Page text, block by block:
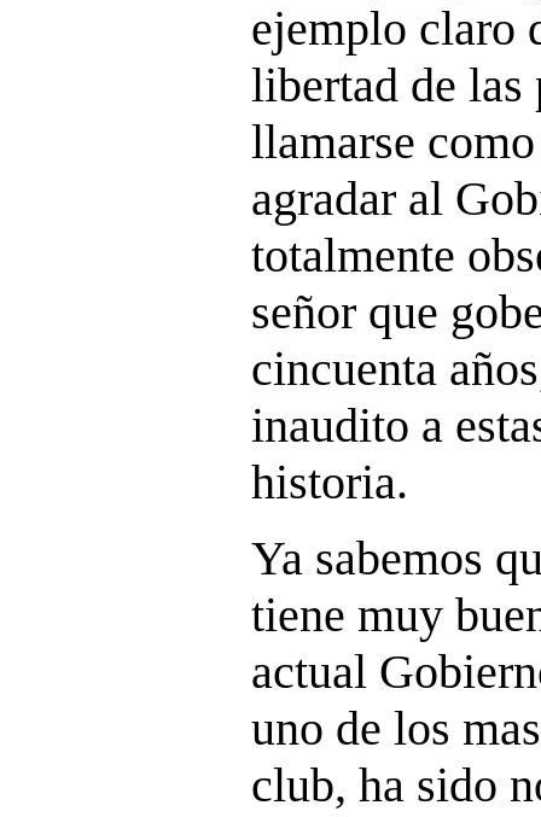
ejemplo claro
libertad de las
llamarse
agradar al
totalmente
señor que
cincuenta
inaudito a
historia.
Ya sabemos
tiene muy
actual
uno de los
club, ha sido